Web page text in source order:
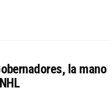
la mano